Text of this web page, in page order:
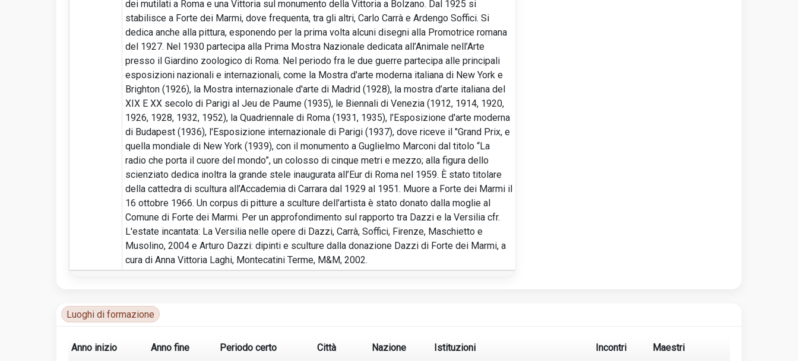
dei mutilati a Roma e una Vittoria sul monumento della Vittoria a Bolzano. Dal 1925 si
stabilisce a Forte dei Marmi, dove frequenta, tra gli altri, Carlo Carrà e Ardengo Soffici. Si
dedica anche alla pittura, esponendo per la prima volta alcuni disegni alla Promotrice romana
del 1927. Nel 1930 partecipa alla Prima Mostra Nazionale dedicata all’Animale nell’Arte
presso il Giardino zoologico di Roma. Nel periodo fra le due guerre partecipa alle principali
esposizioni nazionali e internazionali, come la Mostra d'arte moderna italiana di New York e
Brighton (1926), la Mostra internazionale d'arte di Madrid (1928), la mostra d’arte italiana del
XIX E XX secolo di Parigi al Jeu de Paume (1935), le Biennali di Venezia (1912, 1914, 1920,
1926, 1928, 1932, 1952), la Quadriennale di Roma (1931, 1935), l’Esposizione d'arte moderna
di Budapest (1936), l'Esposizione internazionale di Parigi (1937), dove riceve il "Grand Prix, e
quella mondiale di New York (1939), con il monumento a Guglielmo Marconi dal titolo “La
radio che porta il cuore del mondo”, un colosso di cinque metri e mezzo; alla figura dello
scienziato dedica inoltra la grande stele inaugurata all’Eur di Roma nel 1959. È stato titolare
della cattedra di scultura all’Accademia di Carrara dal 1929 al 1951. Muore a Forte dei Marmi il
16 ottobre 1966. Un corpus di pitture a sculture dell’artista è stato donato dalla moglie al
Comune di Forte dei Marmi. Per un approfondimento sul rapporto tra Dazzi e la Versilia cfr.
L'estate incantata: La Versilia nelle opere di Dazzi, Carrà, Soffici, Firenze, Maschietto e
Musolino, 2004 e Arturo Dazzi: dipinti e sculture dalla donazione Dazzi di Forte dei Marmi, a
cura di Anna Vittoria Laghi, Montecatini Terme, M&M, 2002.
Luoghi di formazione
Anno inizio Anno fine Periodo certo Città Nazione Istituzioni Incontri Maestri